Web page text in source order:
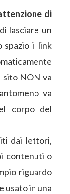
di
lasciare un
spazio il link
sito NON va
va
corpo del
dai lettori,
contenuti o
riguardo
usato in una